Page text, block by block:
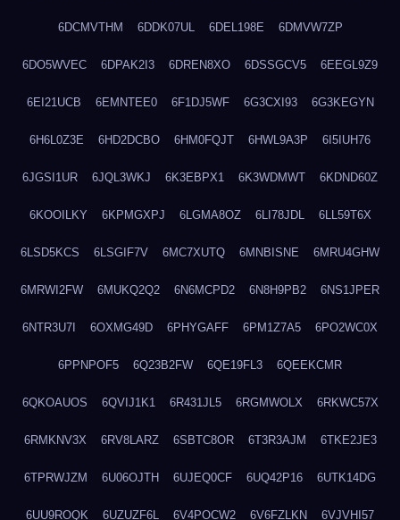
6DCMVTHM 6DDK07UL 6DEL198E 6DMVW7ZP
6DO5WVEC 6DPAK2I3 6DREN8XO 6DSSGCV5 6EEGL9Z9
6EI21UCB 6EMNTEE0 6F1DJ5WF 6G3CXI93 6G3KEGYN
6H6L0Z3E 6HD2DCBO 6HM0FQJT 6HWL9A3P 6I5IUH76
6JGSI1UR 6JQL3WKJ 6K3EBPX1 6K3WDMWT 6KDND60Z
6KOOILKY 6KPMGXPJ 6LGMA8OZ 6LI78JDL 6LL59T6X
6LSD5KCS 6LSGIF7V 6MC7XUTQ 6MNBISNE 6MRU4GHW
6MRWI2FW 6MUKQ2Q2 6N6MCPD2 6N8H9PB2 6NS1JPER
6NTR3U7I 6OXMG49D 6PHYGAFF 6PM1Z7A5 6PO2WC0X
6PPNPOF5 6Q23B2FW 6QE19FL3 6QEEKCMR
6QKOAUOS 6QVIJ1K1 6R431JL5 6RGMWOLX 6RKWC57X
6RMKNV3X 6RV8LARZ 6SBTC8OR 6T3R3AJM 6TKE2JE3
6TPRWJZM 6U06OJTH 6UJEQ0CF 6UQ42P16 6UTK14DG
6UU9ROQK 6UZUZF6L 6V4POCW2 6V6FZLKN 6VJVHI57